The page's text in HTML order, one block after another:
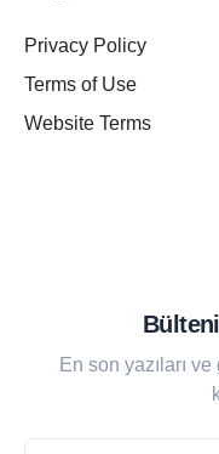
Privacy Policy
Terms of Use
Website Terms
En son yazıları